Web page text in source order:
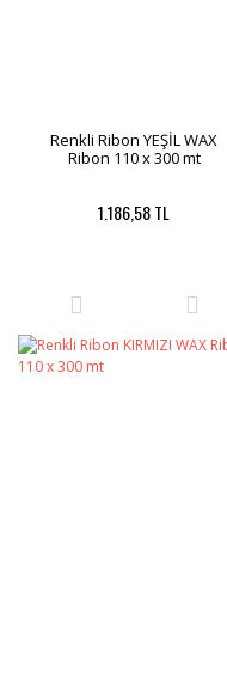
Renkli Ribon YEŞİL WAX
Ribon 110 x 300 mt
1.186,58 TL